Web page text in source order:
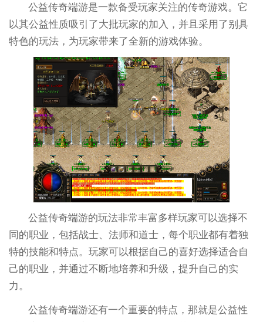
公益传奇端游是一款备受玩家关注的传奇游戏。它
以其公益性质吸引了大批玩家的加入，并且采用了别具
特色的玩法，为玩家带来了全新的游戏体验。
公益传奇端游的玩法非常丰富多样玩家可以选择不
同的职业，包括战士、法师和道士，每个职业都有着独
特的技能和特点。玩家可以根据自己的喜好选择适合自
己的职业，并通过不断地培养和升级，提升自己的实
力。
公益传奇端游还有一个重要的特点，那就是公益性